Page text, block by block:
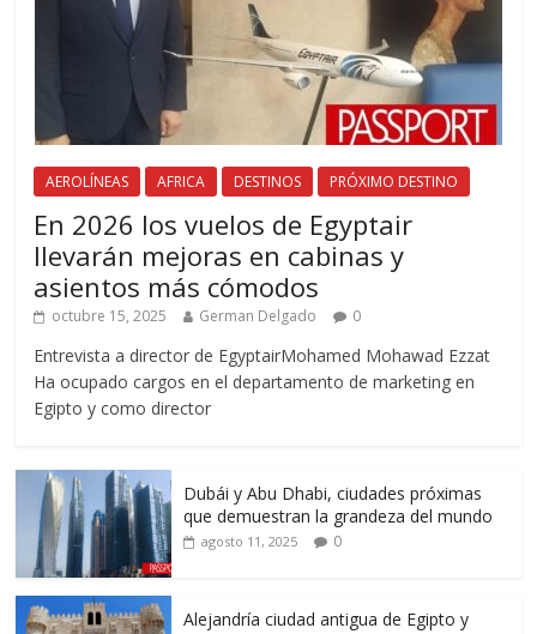
AEROLÍNEAS AFRICA DESTINOS PRÓXIMO DESTINO
En 2026 los vuelos de Egyptair
llevarán mejoras en cabinas y
asientos más cómodos
octubre 15, 2025 German Delgado 0
Entrevista a director de EgyptairMohamed Mohawad Ezzat
Ha ocupado cargos en el departamento de marketing en
Egipto y como director
Dubái y Abu Dhabi, ciudades próximas
que demuestran la grandeza del mundo
agosto 11, 2025 0
Alejandría ciudad antigua de Egipto y